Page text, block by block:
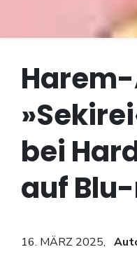
bei
auf
16. MÄRZ 2025,